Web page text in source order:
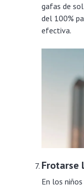
gafas de
del 100%
efectiva.
Frotarse
En los